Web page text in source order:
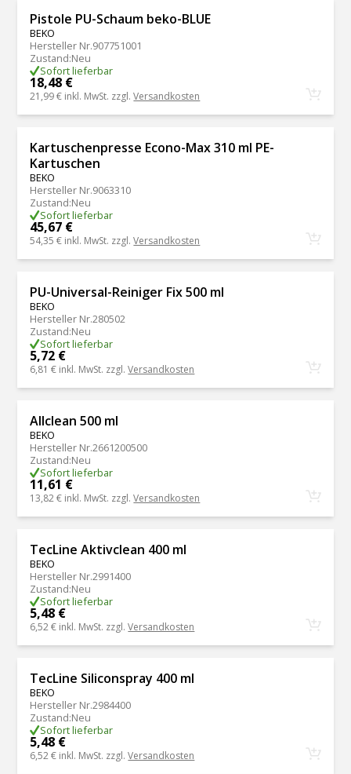
Pistole PU-Schaum beko-BLUE
BEKO
Hersteller Nr.907751001
Zustand:Neu
Sofort lieferbar
18,48 €
21,99 € inkl. MwSt. zzgl.Versandkosten
Kartuschenpresse Econo-Max 310 ml PE-
Kartuschen
BEKO
Hersteller Nr.9063310
Zustand:Neu
Sofort lieferbar
45,67 €
54,35 € inkl. MwSt. zzgl.Versandkosten
PU-Universal-Reiniger Fix 500 ml
BEKO
Hersteller Nr.280502
Zustand:Neu
Sofort lieferbar
5,72 €
6,81 € inkl. MwSt. zzgl.Versandkosten
Allclean 500 ml
BEKO
Hersteller Nr.2661200500
Zustand:Neu
Sofort lieferbar
11,61 €
13,82 € inkl. MwSt. zzgl.Versandkosten
TecLine Aktivclean 400 ml
BEKO
Hersteller Nr.2991400
Zustand:Neu
Sofort lieferbar
5,48 €
6,52 € inkl. MwSt. zzgl.Versandkosten
TecLine Siliconspray 400 ml
BEKO
Hersteller Nr.2984400
Zustand:Neu
Sofort lieferbar
5,48 €
6,52 € inkl. MwSt. zzgl.Versandkosten